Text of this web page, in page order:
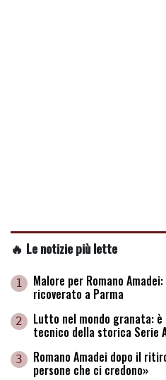
🔥 Le notizie più lette
1 Malore per Romano
ricoverato a Parma
2 Lutto nel mondo granata:
tecnico della storica Serie
3 Romano Amadei dopo il
persone che ci credono»